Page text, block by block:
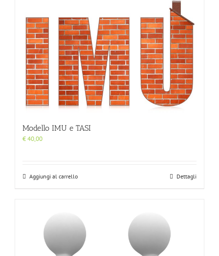
Modello IMU e TASI
€40,00
Aggiungi al carrello Dettagli